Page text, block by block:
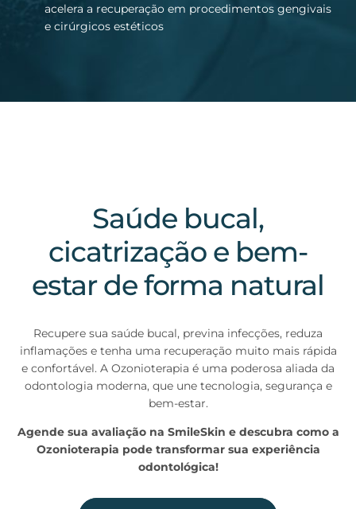
acelera a recuperação em procedimentos gengivais
e cirúrgicos estéticos
Saúde bucal,
cicatrização e bem-
estar de forma natural
Recupere sua saúde bucal, previna infecções, reduza
inflamações e tenha uma recuperação muito mais rápida
e confortável. A Ozonioterapia é uma poderosa aliada da
odontologia moderna, que une tecnologia, segurança e
bem-estar.
Agende sua avaliação na SmileSkin e descubra como a
Ozonioterapia pode transformar sua experiência
odontológica!